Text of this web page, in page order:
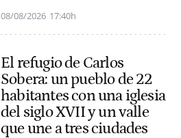
08/08/2026 17:40h
El refugio de Carlos
Sobera: un pueblo de 22
habitantes con una iglesia
del siglo XVII y un valle
que une a tres ciudades